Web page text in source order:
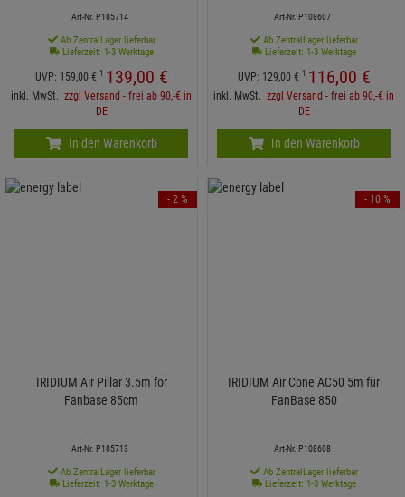
Art-Nr. P105714
Ab ZentralLager lieferbar
Lieferzeit: 1-3 Werktage
UVP: 159, 00 € 1 139,00 €
inkl. MwSt. zzgl Versand - frei ab 90,-€ in
DE
In den Warenkorb
Art-Nr. P108607
Ab ZentralLager lieferbar
Lieferzeit: 1-3 Werktage
UVP: 129, 00 € 1 116,00 €
inkl. MwSt. zzgl Versand - frei ab 90,-€ in
DE
In den Warenkorb
IRIDIUM Air Pillar 3.5m for
Fanbase 85cm
Art-Nr. P105713
Ab ZentralLager lieferbar
Lieferzeit: 1-3 Werktage
- 2 %
IRIDIUM Air Cone AC50 5m für
FanBase 850
Art-Nr. P108608
Ab ZentralLager lieferbar
Lieferzeit: 1-3 Werktage
- 10 %